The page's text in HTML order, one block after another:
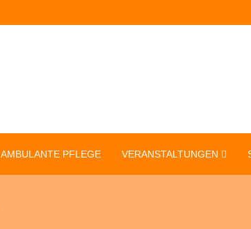
AMBULANTE PFLEGE VERANSTALTUNGEN